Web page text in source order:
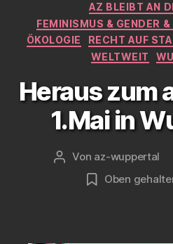
AZ BLEIBT AN
FEMINISMUS & GENDER &
ÖKOLOGIE
RECHT AUF
WELTWEIT
Heraus zum
1.Mai in
Beitragsautor
Von az-wuppertal
Oben